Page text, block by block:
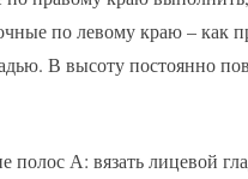
по левому краю – как
В высоту постоянно
полос А: вязать лицевой